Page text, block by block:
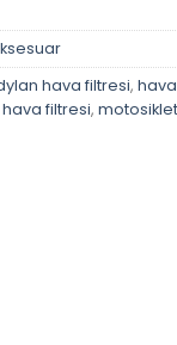
hava filtresi,
filtresi,